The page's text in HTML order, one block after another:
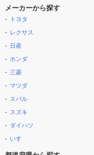
メーカーから探す
トヨタ
レクサス
日産
ホンダ
三菱
マツダ
スバル
スズキ
ダイハツ
いすゞ